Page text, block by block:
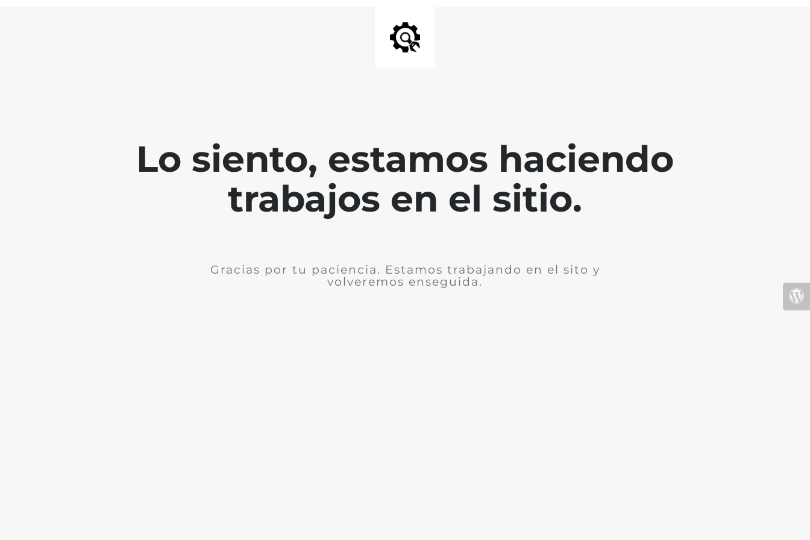
Lo siento, estamos haciendo
trabajos en el sitio.
Gracias por tu paciencia. Estamos trabajando en el sito y
volveremos enseguida.